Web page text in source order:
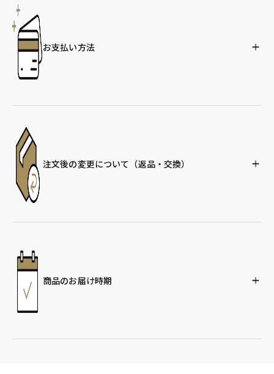
お支払い方法
注文後の変更について （返品・交換）
商品のお届け時期